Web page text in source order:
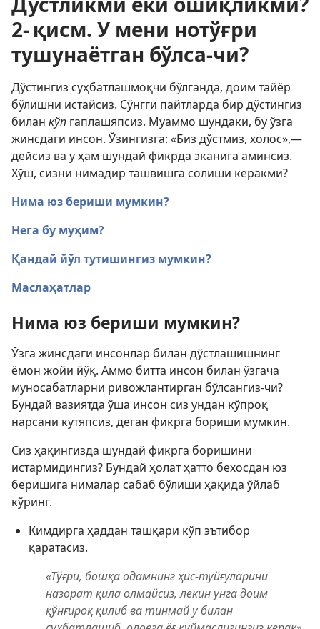
2- қисм. У мени нотўғри
тушунаётган бўлса-чи?
Дўстингиз суҳбатлашмоқчи бўлганда, доим тайёр
бўлишни истайсиз. Сўнгги пайтларда бир дўстингиз
билан кўп гаплашяпсиз. Муаммо шундаки, бу ўзга
жинсдаги инсон. Ўзингизга: «Биз дўстмиз, холос»,—
дейсиз ва у ҳам шундай фикрда эканига аминсиз.
Хўш, сизни нимадир ташвишга солиши керакми?
Нима юз бериши мумкин?
Нега бу муҳим?
Қандай йўл тутишингиз мумкин?
Маслаҳатлар
Нима юз бериши мумкин?
Ўзга жинсдаги инсонлар билан дўстлашишнинг
ёмон жойи йўқ. Аммо битта инсон билан ўзгача
муносабатларни ривожлантирган бўлсангиз-чи?
Бундай вазиятда ўша инсон сиз ундан кўпроқ
нарсани кутяпсиз, деган фикрга бориши мумкин.
Сиз ҳақингизда шундай фикрга боришини
истармидингиз? Бундай ҳолат ҳатто бехосдан юз
беришига нималар сабаб бўлиши ҳақида ўйлаб
кўринг.
Кимдирга ҳаддан ташқари кўп эътибор
қаратасиз.
«Тўғри, бошқа одамнинг ҳис-туйғуларини
назорат қила олмайсиз, лекин унга доим
қўнғироқ қилиб ва тинмай у билан